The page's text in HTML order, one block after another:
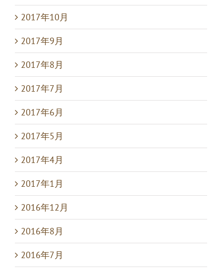
2017年10月
2017年9月
2017年8月
2017年7月
2017年6月
2017年5月
2017年4月
2017年1月
2016年12月
2016年8月
2016年7月